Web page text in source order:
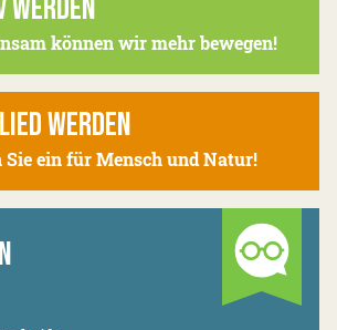
WERDEN
können wir mehr bewegen!
WERDEN
Sie ein für Mensch und Natur!